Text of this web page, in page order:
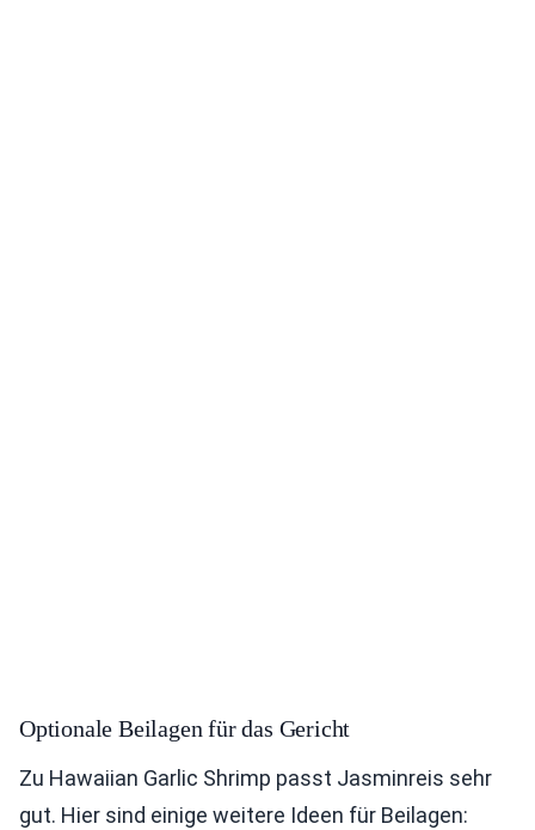
Optionale Beilagen für das Gericht
Zu Hawaiian Garlic Shrimp passt Jasminreis sehr
gut. Hier sind einige weitere Ideen für Beilagen: